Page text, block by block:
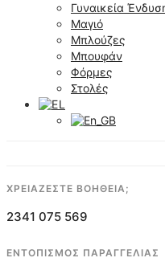
Γυναικεία
Μαγιό
Μπλούζες
Μπουφάν
Φόρμες
Στολές
ΧΡΕΙΑΖΕΣΤΕ ΒΟΗΘΕΙΑ;
2341 075 569
ΕΝΤΟΠΙΣΜΟΣ ΠΑΡΑΓΓΕΛΙΑΣ